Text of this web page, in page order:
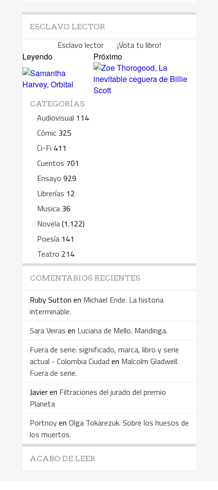
ESCLAVO LECTOR
Esclavo lector ¡Vota tu libro!
Leyendo Próximo
CATEGORÍAS
Audiovisual 114
Cómic 325
Ci-Fi 411
Cuentos 701
Ensayo 929
Librerías 12
Musica 36
Novela(1.122)
Poesía 141
Teatro 214
COMENTARIOS RECIENTES
Ruby Sutton en Michael Ende. La historia
interminable.
Sara Veiras en Luciana de Mello. Mandinga.
Fuera de serie: significado, marca, libro y serie
actual - Colombia Ciudad en Malcolm Gladwell.
Fuera de serie.
Javieren Filtraciones del jurado del premio
Planeta
Portnoyen Olga Tokarezuk. Sobre los huesos de
los muertos.
ACABO DE LEER